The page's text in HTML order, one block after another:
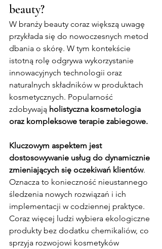
beauty?
W branży beauty coraz większą uwagę
przykłada się do nowoczesnych metod
dbania o skórę. W tym kontekście
istotną rolę odgrywa wykorzystanie
innowacyjnych technologii oraz
naturalnych składników w produktach
kosmetycznych. Popularność
zdobywają holistyczna kosmetologia
oraz kompleksowe terapie zabiegowe.
Kluczowym aspektem jest
dostosowywanie usług do dynamicznie
zmieniających się oczekiwań klientów.
Oznacza to konieczność nieustannego
śledzenia nowych rozwiązań i ich
implementacji w codziennej praktyce.
Coraz więcej ludzi wybiera ekologiczne
produkty bez dodatku chemikaliów, co
sprzyja rozwojowi kosmetyków